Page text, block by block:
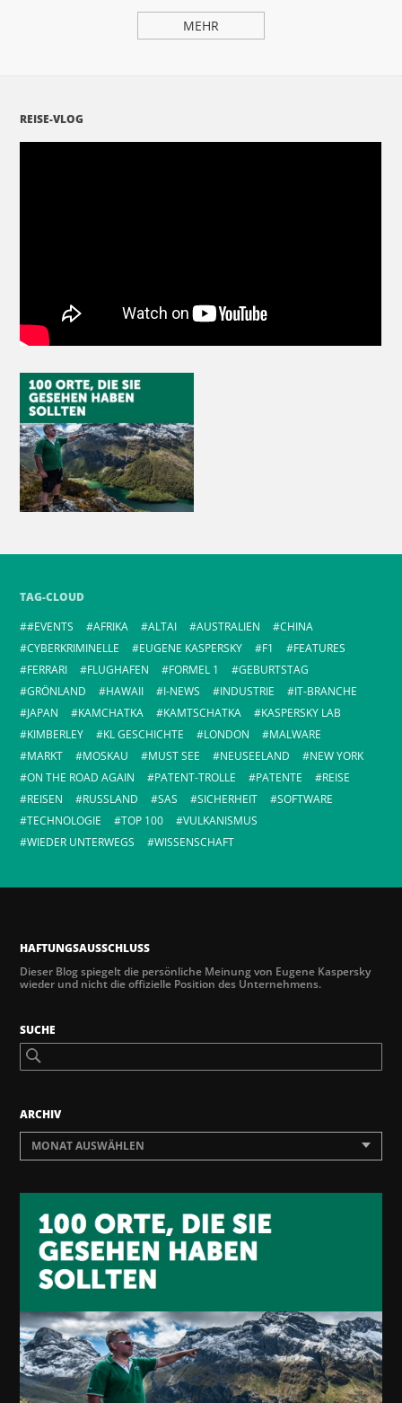
MEHR
REISE-VLOG
TAG-CLOUD
#EVENTS
AFRIKA ALTAI AUSTRALIEN
CHINA
CYBERKRIMINELLE
EUGENE KASPERSKY F1
FEATURES
FERRARI
FLUGHAFEN FORMEL 1
GEBURTSTAG
GRÖNLAND
HAWAII I-NEWS INDUSTRIE
IT-BRANCHE
JAPAN
KAMCHATKA KAMTSCHATKA
KASPERSKY LAB
KIMBERLEY
KL GESCHICHTE LONDON
MALWARE
MARKT
MOSKAU MUST SEE NEUSEELAND
NEW YORK
ON THE ROAD AGAIN
PATENT-TROLLE PATENTE
REISE
REISEN
RUSSLAND SAS SICHERHEIT
SOFTWARE
TECHNOLOGIE
TOP 100
VULKANISMUS
WIEDER UNTERWEGS
WISSENSCHAFT
HAFTUNGSAUSSCHLUSS
Dieser Blog spiegelt die persönliche Meinung von Eugene Kaspersky
wieder und nicht die offizielle Position des Unternehmens.
SUCHE
ARCHIV
MONAT AUSWÄHLEN